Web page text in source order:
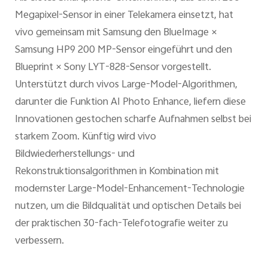
Megapixel-Sensor in einer Telekamera einsetzt, hat
vivo gemeinsam mit Samsung den BlueImage ×
Samsung HP9 200 MP-Sensor eingeführt und den
Blueprint × Sony LYT-828-Sensor vorgestellt.
Unterstützt durch vivos Large-Model-Algorithmen,
darunter die Funktion AI Photo Enhance, liefern diese
Innovationen gestochen scharfe Aufnahmen selbst bei
starkem Zoom. Künftig wird vivo
Bildwiederherstellungs- und
Rekonstruktionsalgorithmen in Kombination mit
modernster Large-Model-Enhancement-Technologie
nutzen, um die Bildqualität und optischen Details bei
der praktischen 30-fach-Telefotografie weiter zu
verbessern.